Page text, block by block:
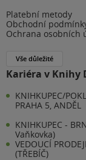
Platební metody
Obchodní
Ochrana osobních
Vše důležité
Kariéra v Knihy
KNIHKUPEC/
PRAHA 5, ANDĚL
KNIHKUPEC -
Vaňkovka)
VEDOUCÍ
(TŘEBÍČ)